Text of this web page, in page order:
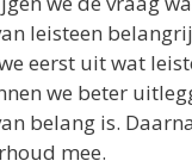
leisteen
eerst uit wat
we beter
belang is.
mee.